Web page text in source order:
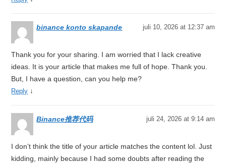
binance konto skapande juli 10, 2026 at 12:37 am
Thank you for your sharing. I am worried that I lack creative
ideas. It is your article that makes me full of hope. Thank you.
But, I have a question, can you help me?
Reply ↓
Binance推荐代码 juli 24, 2026 at 9:14 am
I don’t think the title of your article matches the content lol. Just
kidding, mainly because I had some doubts after reading the